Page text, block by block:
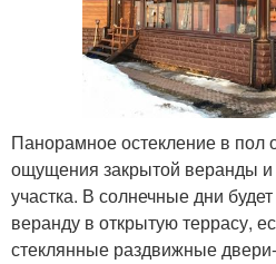
Панорамное остекление в пол
ощущения закрытой веранды и
участка. В солнечные дни
веранду в открытую террасу,
стеклянные раздвижные